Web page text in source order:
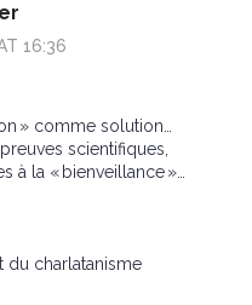
16:36
» comme solution…
scientifiques,
à la « bienveillance »…
du charlatanisme